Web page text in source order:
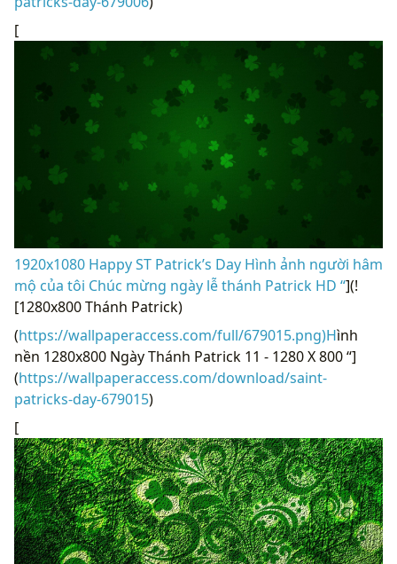
[
1920x1080 Happy ST Patrick’s Day Hình ảnh người hâm
mộ của tôi Chúc mừng ngày lễ thánh Patrick HD “](!
[1280x800 Thánh Patrick)
(https://wallpaperaccess.com/full/679015.png)Hình
nền 1280x800 Ngày Thánh Patrick 11 - 1280 X 800 “]
(https://wallpaperaccess.com/download/saint-
patricks-day-679015)
[